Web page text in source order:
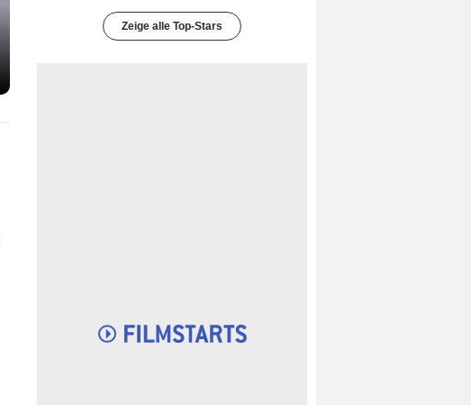
Zeige alle Top-Stars